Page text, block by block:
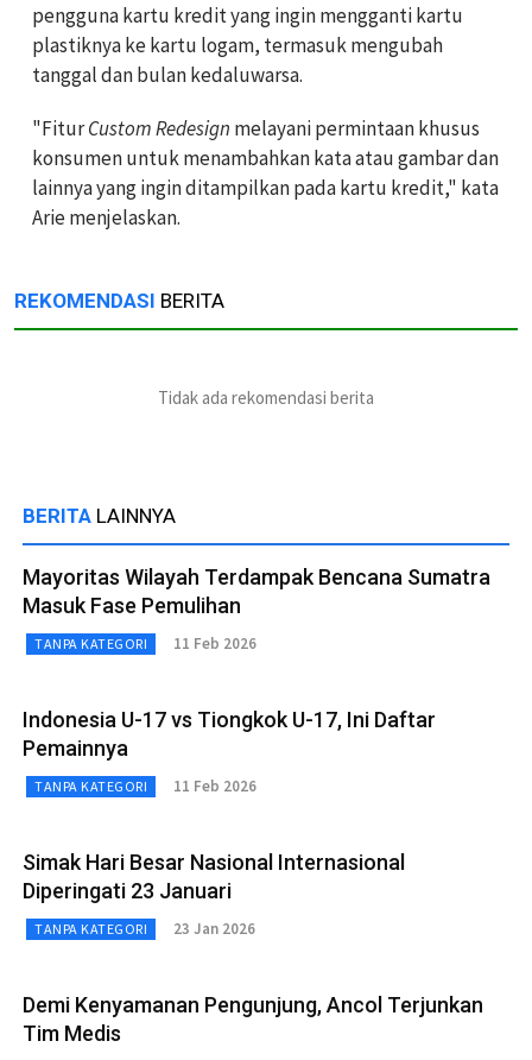
pengguna kartu kredit yang ingin mengganti kartu
plastiknya ke kartu logam, termasuk mengubah
tanggal dan bulan kedaluwarsa.
"FiturCustom Redesign melayani permintaan khusus
konsumen untuk menambahkan kata atau gambar dan
lainnya yang ingin ditampilkan pada kartu kredit," kata
Arie menjelaskan.
REKOMENDASI BERITA
Tidak ada rekomendasi berita
BERITA LAINNYA
Mayoritas Wilayah Terdampak Bencana Sumatra
Masuk Fase Pemulihan
TANPA KATEGORI 11 Feb 2026
Indonesia U-17 vs Tiongkok U-17, Ini Daftar
Pemainnya
TANPA KATEGORI 11 Feb 2026
Simak Hari Besar Nasional Internasional
Diperingati 23 Januari
TANPA KATEGORI 23 Jan 2026
Demi Kenyamanan Pengunjung, Ancol Terjunkan
Tim Medis